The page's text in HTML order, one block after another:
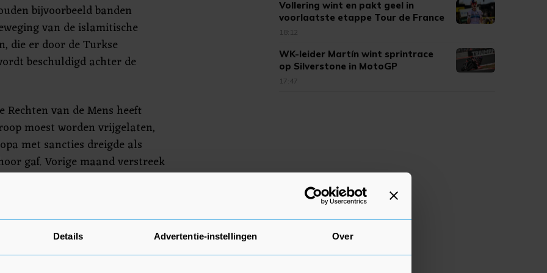
Details Advertentie-instellingen Over
bijvoorbeeld banden
van de islamitische
die er door de Turkse
beschuldigd achter de
Rechten van de Mens heeft
moest worden vrijgelaten,
met sancties dreigde als
gaf. Vorige maand verstreek
hieraan verbond al. Nu heeft
Kavala tot zeker 21 maart niet
van Europa verplicht om
Vollering wint en pakt geel in
voorlaatste etappe Tour de France
18:12
WK-leider Martín wint sprintrace
op Silverstone in MotoGP
17:47